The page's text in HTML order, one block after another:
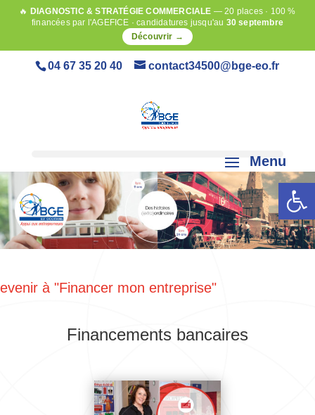
Ouvrir
🔥 DIAGNOSTIC & STRATÉGIE COMMERCIALE — 20 places · 100 %
financées par l'AGEFICE · candidatures jusqu'au 30 septembre
Découvrir →
04 67 35 20 40 contact34500@bge-eo.fr
à "Financer mon entreprise"
Financements bancaires